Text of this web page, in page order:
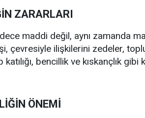
ZARARLARI
maddi değil, aynı zamanda
çevresiyle ilişkilerini zedeler,
katılığı, bencillik ve kıskançlık
ÖNEMİ